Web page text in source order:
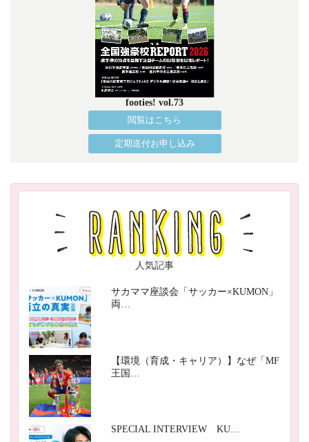
footies! vol.73
閲覧はこちら
定期送付お申し込み
人気記事
サカママ座談会「サッカー×KUMON」
両…
【環境（育成・キャリア）】なぜ「MF
王国…
SPECIAL INTERVIEW KU…